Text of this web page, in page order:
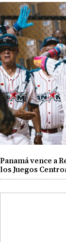
Panamá vence a
los Juegos